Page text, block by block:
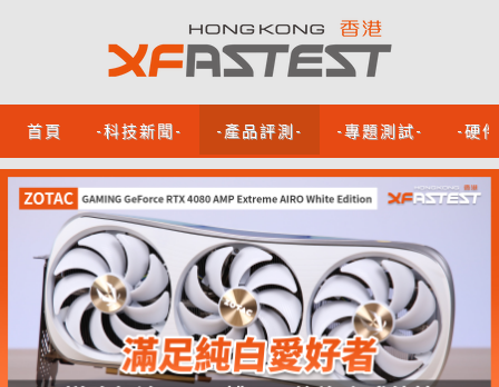
首頁 -科技新聞- -產品評測- -專題測試- -硬